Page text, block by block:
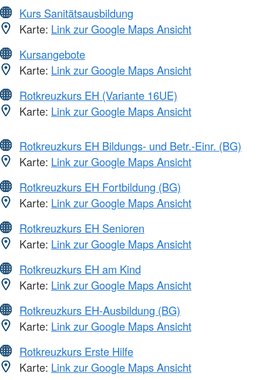
Kurs Sanitätsausbildung
Karte: Link zur Google Maps Ansicht
Kursangebote
Karte: Link zur Google Maps Ansicht
Rotkreuzkurs EH (Variante 16UE)
Karte: Link zur Google Maps Ansicht
Rotkreuzkurs EH Bildungs- und Betr.-Einr. (BG)
Karte: Link zur Google Maps Ansicht
Rotkreuzkurs EH Fortbildung (BG)
Karte: Link zur Google Maps Ansicht
Rotkreuzkurs EH Senioren
Karte: Link zur Google Maps Ansicht
Rotkreuzkurs EH am Kind
Karte: Link zur Google Maps Ansicht
Rotkreuzkurs EH-Ausbildung (BG)
Karte: Link zur Google Maps Ansicht
Rotkreuzkurs Erste Hilfe
Karte: Link zur Google Maps Ansicht